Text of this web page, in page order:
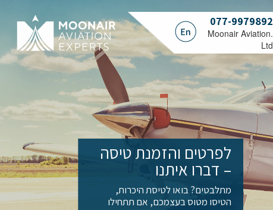
077-9979892
.Moonair Aviation
Ltd
לפרטים והזמנת טיסה
– דברו איתנו
מתלבטים? בואו לטיסת היכרות,
הטיסו מטוס בעצמכם, אם תתחילו